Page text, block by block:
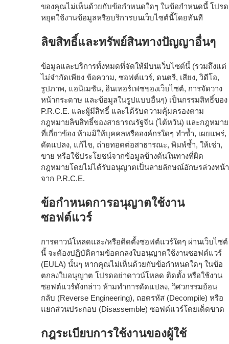
ของคุณไม่เห็นด้วยกับข้อกำหนดใดๆ ในข้อกำหนดนี้ โปรด
หยุดใช้งานข้อมูลหรือบริการบนเว็บไซต์นี้โดยทันที
ลิขสิทธิ์และทรัพย์สินทางปัญญาอื่นๆ
ข้อมูลและบริการทั้งหมดที่จัดให้มีบนเว็บไซต์นี้ (รวมถึงแต่
ไม่จำกัดเพียง ข้อความ, ซอฟต์แวร์, ดนตรี, เสียง, วิดีโอ,
รูปภาพ, แอนิเมชัน, อินเทอร์เฟซของเว็บไซต์, การจัดวาง
หน้ากระดาษ และข้อมูลในรูปแบบอื่นๆ) เป็นกรรมสิทธิ์ของ
P.R.C.E. และผู้มีสิทธิ์ และได้รับความคุ้มครองตาม
กฎหมายลิขสิทธิ์ของสาธารณรัฐจีน (ไต้หวัน) และกฎหมาย
ที่เกี่ยวข้อง ห้ามมิให้บุคคลหรือองค์กรใดๆ ทำซ้ำ, เผยแพร่,
ดัดแปลง, แก้ไข, ถ่ายทอดต่อสาธารณะ, พิมพ์ซ้ำ, ให้เช่า,
ขาย หรือใช้ประโยชน์จากข้อมูลข้างต้นในทางที่ผิด
กฎหมายโดยไม่ได้รับอนุญาตเป็นลายลักษณ์อักษรล่วงหน้า
จาก P.R.C.E.
ข้อกำหนดการอนุญาตใช้งาน
ซอฟต์แวร์
การดาวน์โหลดและ/หรือติดตั้งซอฟต์แวร์ใดๆ ผ่านเว็บไซต์
นี้ จะต้องปฏิบัติตามข้อตกลงใบอนุญาตใช้งานซอฟต์แวร์
(EULA) นั้นๆ หากคุณไม่เห็นด้วยกับข้อกำหนดใดๆ ในข้อ
ตกลงใบอนุญาต โปรดอย่าดาวน์โหลด ติดตั้ง หรือใช้งาน
ซอฟต์แวร์ดังกล่าว ห้ามทำการดัดแปลง, วิศวกรรมย้อน
กลับ (Reverse Engineering), ถอดรหัส (Decompile) หรือ
แยกส่วนประกอบ (Disassemble) ซอฟต์แวร์โดยเด็ดขาด
กฎระเบียบการใช้งานของผู้ใช้